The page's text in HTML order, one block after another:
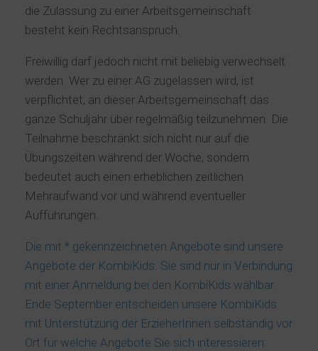
die Zulassung zu einer Arbeitsgemeinschaft
besteht kein Rechtsanspruch.
Freiwillig darf jedoch nicht mit beliebig verwechselt
werden. Wer zu einer AG zugelassen wird, ist
verpflichtet, an dieser Arbeitsgemeinschaft das
ganze Schuljahr über regelmäßig teilzunehmen. Die
Teilnahme beschränkt sich nicht nur auf die
Übungszeiten während der Woche, sondern
bedeutet auch einen erheblichen zeitlichen
Mehraufwand vor und während eventueller
Aufführungen.
Die mit * gekennzeichneten Angebote sind unsere
Angebote der KombiKids. Sie sind nur in Verbindung
mit einer Anmeldung bei den KombiKids wählbar.
Ende September entscheiden unsere KombiKids
mit Unterstützung der ErzieherInnen selbständig vor
Ort für welche Angebote Sie sich interessieren.